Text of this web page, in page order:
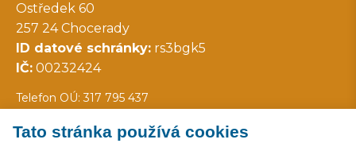
Tato stránka používá cookies
Ostředek 60
257 24 Chocerady
ID datové schránky: rs3bgk5
IČ: 00232424
Telefon OÚ: 317 795 437
Všechny kontakty